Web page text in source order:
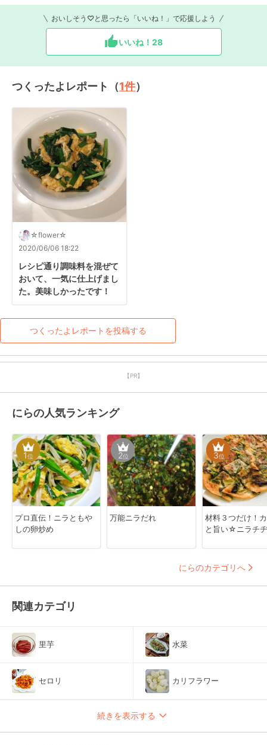
おいしそう♡と思ったら「いいね！」で応援しよう
いいね！ 28
つくったよレポート（1件）
☆flower☆
2020/06/06 18:22
レシピ通り調味料を混ぜて
おいて、一気に仕上げまし
た。美味しかったです！
つくったよレポートを投稿する
【PR】
にらの人気ランキング
1位
プロ直伝！ニラともや
しの卵炒め
2位
万能ニラだれ
3位
材料３つだけ！
と旨い☆ニラチ
にらのカテゴリへ
関連カテゴリ
里芋 水菜
セロリ カリフラワー
続きを表示する